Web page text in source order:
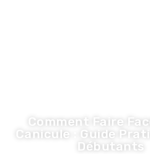
Comment Faire
Canicule : Guide
Débutants